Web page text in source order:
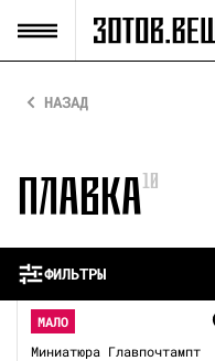
НАЗАД
ПЛАВКА10
ФИЛЬТРЫ
МАЛО
Миниатюра Главпочтампт